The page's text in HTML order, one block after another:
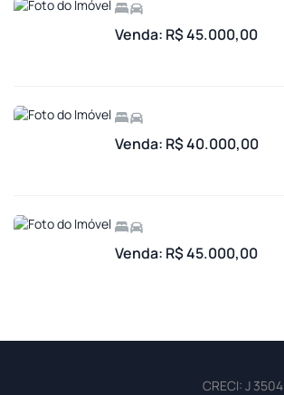
Venda: R$ 45.000,00
Venda: R$ 40.000,00
Venda: R$ 45.000,00
CRECI: J 3504